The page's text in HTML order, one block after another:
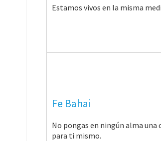
Estamos vivos en la misma
Fe Bahai
No pongas en ningún alma una
para ti mismo.